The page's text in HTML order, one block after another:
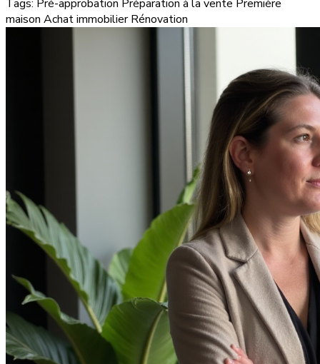
Tags: Pré-approbation Préparation à la vente Première
maison Achat immobilier Rénovation